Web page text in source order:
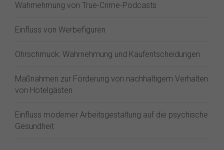
Wahrnehmung von True-Crime-Podcasts
Einfluss von Werbefiguren
Ohrschmuck: Wahrnehmung und Kaufentscheidungen
Maßnahmen zur Förderung von nachhaltigem Verhalten
von Hotelgästen
Einfluss moderner Arbeitsgestaltung auf die psychische
Gesundheit